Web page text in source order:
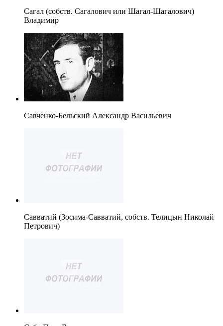
Сагал (собств. Сагалович или Шагал-Шагалович)
Владимир
Савченко-Бельский Александр Васильевич
Савватий (Зосима-Савватий, собств. Телицын Николай
Петрович)